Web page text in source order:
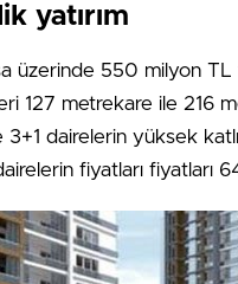
yatırım
üzerinde 550 milyon TL
127 metrekare ile 216
dairelerin yüksek
fiyatları